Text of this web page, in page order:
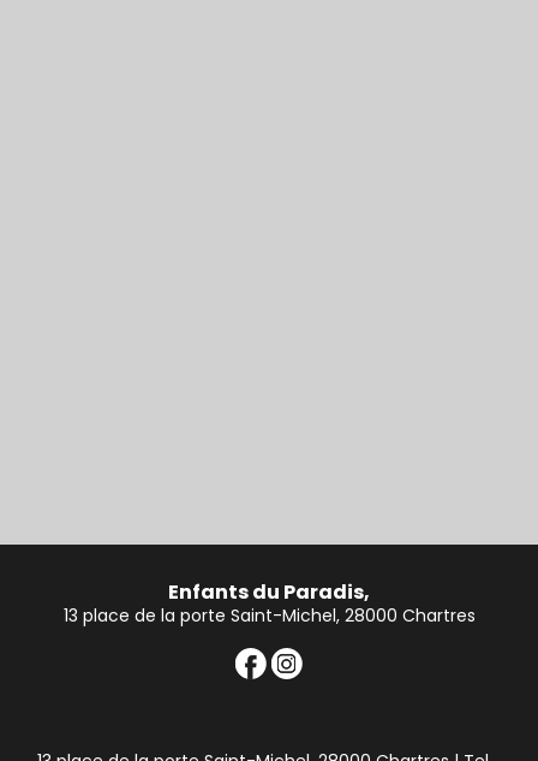
Enfants du Paradis,
13 place de la porte Saint-Michel, 28000 Chartres